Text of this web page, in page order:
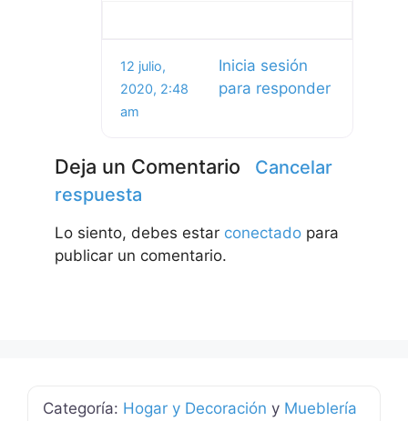
12 julio,
2020, 2:48
am
Inicia sesión
para responder
Deja un Comentario
Cancelar
respuesta
Lo siento, debes estar conectado para
publicar un comentario.
Categoría: Hogar y Decoración y Mueblería